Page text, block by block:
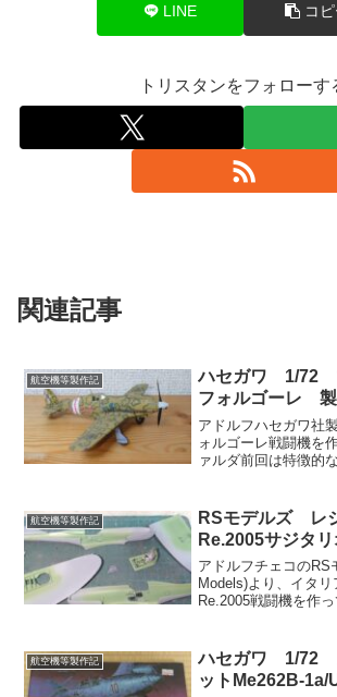
LINE コ
トリスタンをフォローす
関連記事
航空機等製作記
ハセガワ 1/72
フォルゴーレ
アドルフハセガワ社
ォルゴーレ戦闘機を
ァルダ前回は特徴的
実際は先月完成して
ルフですな。なので
航空機等製作記
RSモデルズ レ
Re.2005サジタ
アドルフチェコのRS
Models)より、イタ
Re.2005戦闘機を作
いこう。レーナまた
してまたまた...
航空機等製作記
ハセガワ 1/72
ットMe262B-